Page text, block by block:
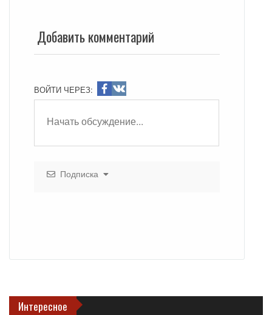
Добавить комментарий
ВОЙТИ ЧЕРЕЗ:
Подписка
Интересное